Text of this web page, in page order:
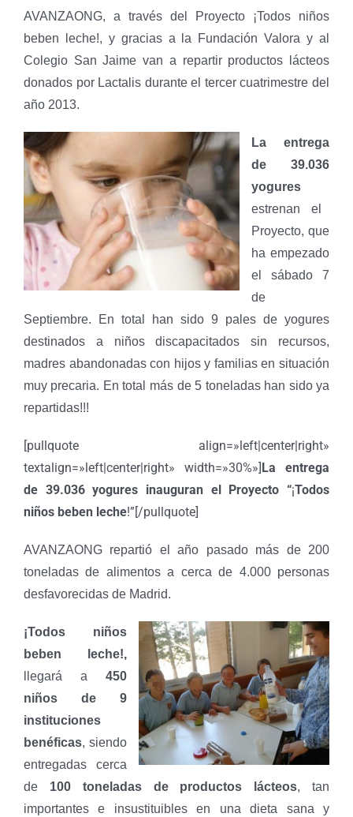
AVANZAONG, a través del Proyecto ¡Todos niños
beben leche!, y gracias a la Fundación Valora y al
Colegio San Jaime van a repartir productos lácteos
donados por Lactalis durante el tercer cuatrimestre del
año 2013.
La entrega
de 39.036
yogures
estrenan el
Proyecto, que
ha empezado
el sábado 7
de
Septiembre. En total han sido 9 pales de yogures
destinados a niños discapacitados sin recursos,
madres abandonadas con hijos y familias en situación
muy precaria. En total más de 5 toneladas han sido ya
repartidas!!!
[pullquote align=»left|center|right»
textalign=»left|center|right» width=»30%»] La entrega
de 39.036 yogures inauguran el Proyecto “¡Todos
niños beben leche!”[/pullquote]
AVANZAONG repartió el año pasado más de 200
toneladas de alimentos a cerca de 4.000 personas
desfavorecidas de Madrid.
¡Todos niños
beben leche!,
llegará a450
niños de 9
instituciones
benéficas, siendo
entregadas cerca
de 100 toneladas de productos lácteos, tan
importantes e insustituibles en una dieta sana y